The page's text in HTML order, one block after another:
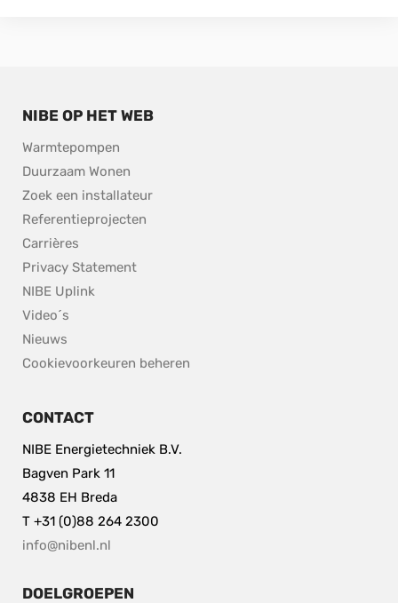
NIBE OP HET WEB
Warmtepompen
Duurzaam Wonen
Zoek een installateur
Referentieprojecten
Carrières
Privacy Statement
NIBE Uplink
Video´s
Nieuws
Cookievoorkeuren beheren
CONTACT
NIBE Energietechniek B.V.
Bagven Park 11
4838 EH Breda
T +31 (0)88 264 2300
info@nibenl.nl
DOELGROEPEN